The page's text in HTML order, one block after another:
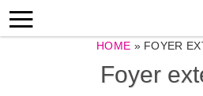
HOME » FOYER
Foyer